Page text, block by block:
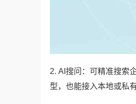
2. AI搜问：可精准搜索
型，也能接入本地或私